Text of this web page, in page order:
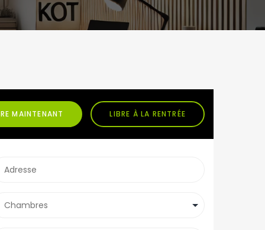
MAINTENANT LIBRE À LA RENTRÉE